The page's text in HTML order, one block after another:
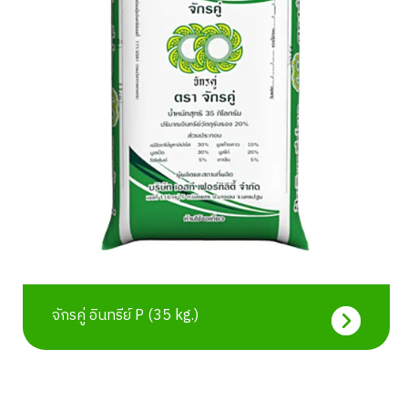
จักรคู่ อินทรีย์ P (35 kg.)